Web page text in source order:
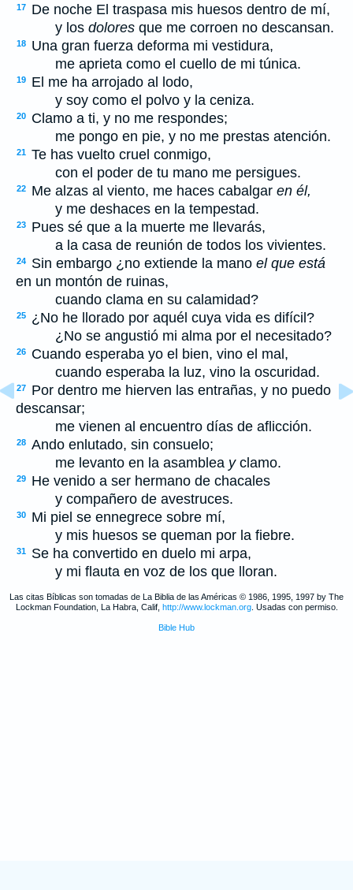
17
De noche El traspasa mis huesos dentro de mí,
y los dolores que me corroen no descansan.
18
Una gran fuerza deforma mi vestidura,
me aprieta como el cuello de mi túnica.
19
El me ha arrojado al lodo,
y soy como el polvo y la ceniza.
20
Clamo a ti, y no me respondes;
me pongo en pie, y no me prestas atención.
21 Te has vuelto cruel conmigo,
con el poder de tu mano me persigues.
22 Me alzas al viento, me haces cabalgar en él,
y me deshaces en la tempestad.
23
Pues sé que a la muerte me llevarás,
a la casa de reunión de todos los vivientes.
24 Sin embargo ¿no extiende la mano el que está
en un montón de ruinas,
cuando clama en su calamidad?
25
¿No he llorado por aquél cuya vida es difícil?
¿No se angustió mi alma por el necesitado?
26
Cuando esperaba yo el bien, vino el mal,
cuando esperaba la luz, vino la oscuridad.
27
Por dentro me hierven las entrañas, y no puedo
descansar;
me vienen al encuentro días de aflicción.
28 Ando enlutado, sin consuelo;
me levanto en la asamblea yclamo.
29
He venido a ser hermano de chacales
y compañero de avestruces.
30
Mi piel se ennegrece sobre mí,
y mis huesos se queman por la fiebre.
31
Se ha convertido en duelo mi arpa,
y mi flauta en voz de los que lloran.
Las citas Bíblicas son tomadas de La Biblia de las Américas © 1986, 1995, 1997 by The
Lockman Foundation, La Habra, Calif, http://www.lockman.org. Usadas con permiso.
Bible Hub